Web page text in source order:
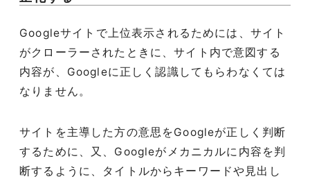
Googleサイトで上位表示されるためには、サイト
がクローラーされたときに、サイト内で意図する
内容が、Googleに正しく認識してもらわなくては
なりません。
サイトを主導した方の意思をGoogleが正しく判断
するために、又、Googleがメカニカルに内容を判
断するように、タイトルからキーワードや見出し